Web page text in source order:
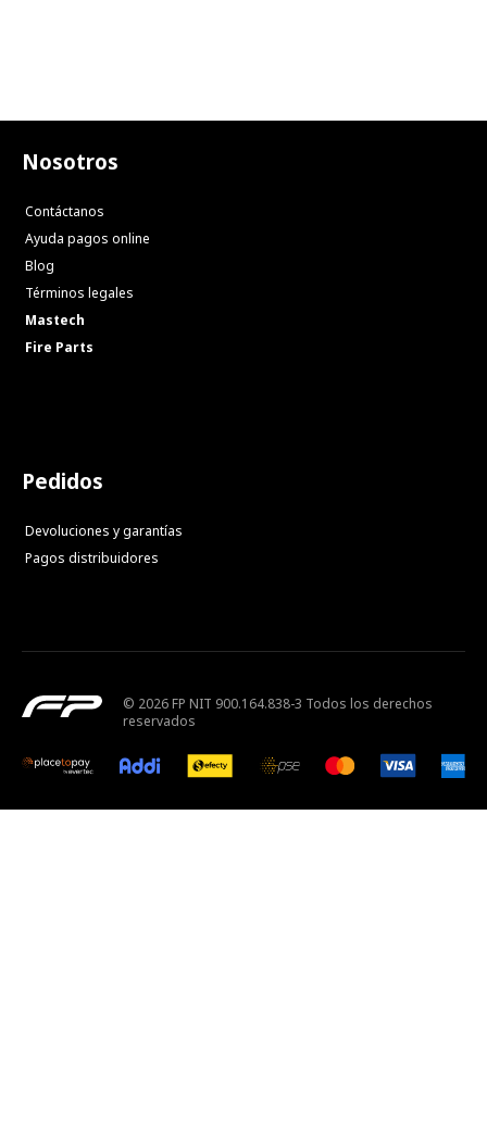
Nosotros
Contáctanos
Ayuda pagos online
Blog
Términos legales
Mastech
Fire Parts
Pedidos
Devoluciones y garantías
Pagos distribuidores
© 2026 FP NIT 900.164.838-3 Todos los derechos
reservados